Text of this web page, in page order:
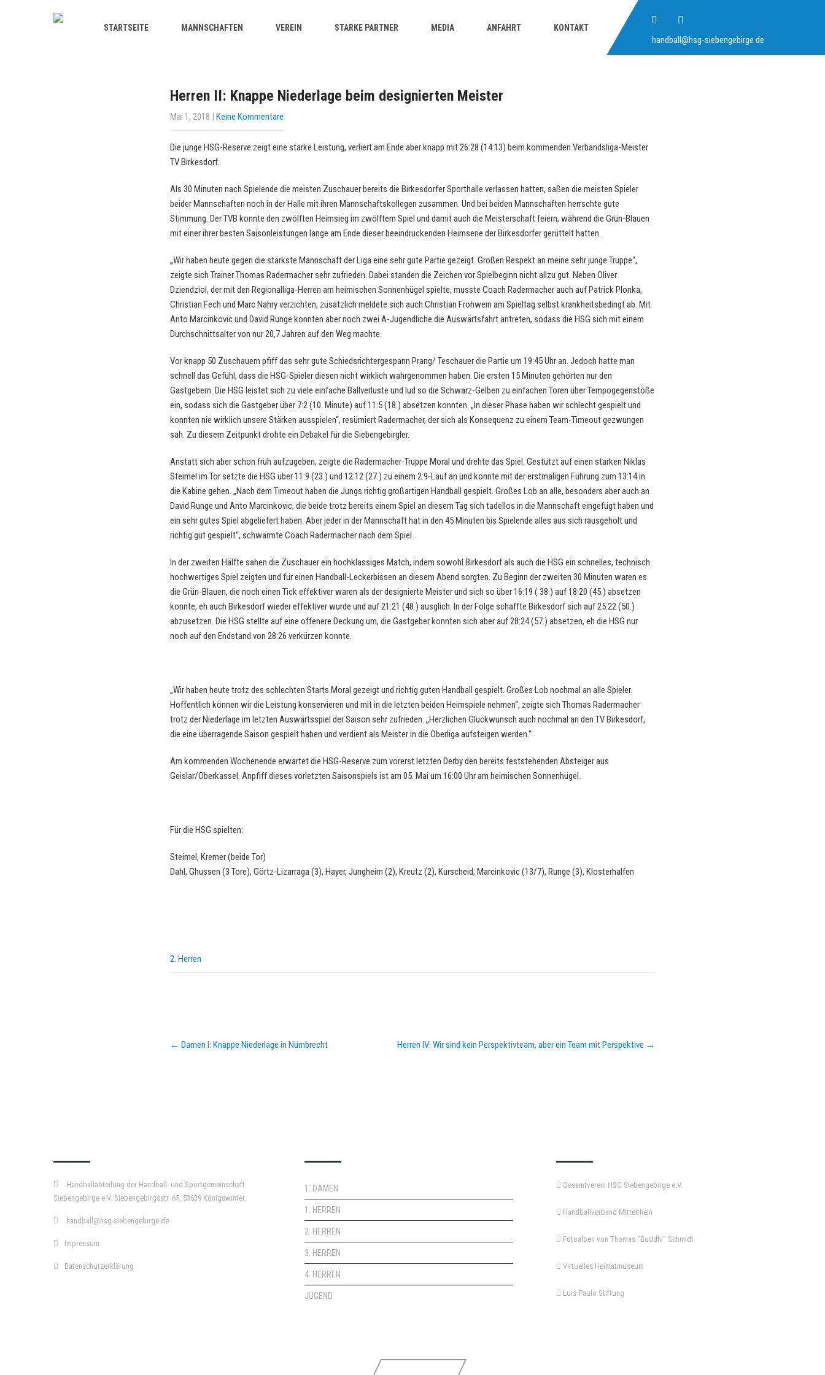
handball@hsg-siebengebirge.de
STARTSEITE MANNSCHAFTEN VEREIN STARKE PARTNER MEDIA ANFAHRT KONTAKT
Herren II: Knappe Niederlage beim designierten Meister
Mai 1, 2018 | Keine Kommentare
Die junge HSG-Reserve zeigt eine starke Leistung, verliert am Ende aber knapp mit 26:28 (14:13) beim kommenden Verbandsliga-Meister
TV Birkesdorf.
Als 30 Minuten nach Spielende die meisten Zuschauer bereits die Birkesdorfer Sporthalle verlassen hatten, saßen die meisten Spieler
beider Mannschaften noch in der Halle mit ihren Mannschaftskollegen zusammen. Und bei beiden Mannschaften herrschte gute
Stimmung. Der TVB konnte den zwölften Heimsieg im zwölftem Spiel und damit auch die Meisterschaft feiern, während die Grün-Blauen
mit einer ihrer besten Saisonleistungen lange am Ende dieser beeindruckenden Heimserie der Birkesdorfer gerüttelt hatten.
„Wir haben heute gegen die stärkste Mannschaft der Liga eine sehr gute Partie gezeigt. Großen Respekt an meine sehr junge Truppe“,
zeigte sich Trainer Thomas Radermacher sehr zufrieden. Dabei standen die Zeichen vor Spielbeginn nicht allzu gut. Neben Oliver
Dziendziol, der mit den Regionalliga-Herren am heimischen Sonnenhügel spielte, musste Coach Radermacher auch auf Patrick Plonka,
Christian Fech und Marc Nahry verzichten, zusätzlich meldete sich auch Christian Frohwein am Spieltag selbst krankheitsbedingt ab. Mit
Anto Marcinkovic und David Runge konnten aber noch zwei A-Jugendliche die Auswärtsfahrt antreten, sodass die HSG sich mit einem
Durchschnittsalter von nur 20,7 Jahren auf den Weg machte.
Vor knapp 50 Zuschauern pfiff das sehr gute Schiedsrichtergespann Prang/ Teschauer die Partie um 19:45 Uhr an. Jedoch hatte man
schnell das Gefühl, dass die HSG-Spieler diesen nicht wirklich wahrgenommen haben. Die ersten 15 Minuten gehörten nur den
Gastgebern. Die HSG leistet sich zu viele einfache Ballverluste und lud so die Schwarz-Gelben zu einfachen Toren über Tempogegenstöße
ein, sodass sich die Gastgeber über 7:2 (10. Minute) auf 11:5 (18.) absetzen konnten. „In dieser Phase haben wir schlecht gespielt und
konnten nie wirklich unsere Stärken ausspielen“, resümiert Radermacher, der sich als Konsequenz zu einem Team-Timeout gezwungen
sah. Zu diesem Zeitpunkt drohte ein Debakel für die Siebengebirgler.
Anstatt sich aber schon früh aufzugeben, zeigte die Radermacher-Truppe Moral und drehte das Spiel. Gestützt auf einen starken Niklas
Steimel im Tor setzte die HSG über 11:9 (23.) und 12:12 (27.) zu einem 2:9-Lauf an und konnte mit der erstmaligen Führung zum 13:14 in
die Kabine gehen. „Nach dem Timeout haben die Jungs richtig großartigen Handball gespielt. Großes Lob an alle, besonders aber auch an
David Runge und Anto Marcinkovic, die beide trotz bereits einem Spiel an diesem Tag sich tadellos in die Mannschaft eingefügt haben und
ein sehr gutes Spiel abgeliefert haben. Aber jeder in der Mannschaft hat in den 45 Minuten bis Spielende alles aus sich rausgeholt und
richtig gut gespielt“, schwärmte Coach Radermacher nach dem Spiel.
In der zweiten Hälfte sahen die Zuschauer ein hochklassiges Match, indem sowohl Birkesdorf als auch die HSG ein schnelles, technisch
hochwertiges Spiel zeigten und für einen Handball-Leckerbissen an diesem Abend sorgten. Zu Beginn der zweiten 30 Minuten waren es
die Grün-Blauen, die noch einen Tick effektiver waren als der designierte Meister und sich so über 16:19 ( 38.) auf 18:20 (45.) absetzen
konnte, eh auch Birkesdorf wieder effektiver wurde und auf 21:21 (48.) ausglich. In der Folge schaffte Birkesdorf sich auf 25:22 (50.)
abzusetzen. Die HSG stellte auf eine offenere Deckung um, die Gastgeber konnten sich aber auf 28:24 (57.) absetzen, eh die HSG nur
noch auf den Endstand von 28:26 verkürzen konnte.
„Wir haben heute trotz des schlechten Starts Moral gezeigt und richtig guten Handball gespielt. Großes Lob nochmal an alle Spieler.
Hoffentlich können wir die Leistung konservieren und mit in die letzten beiden Heimspiele nehmen“, zeigte sich Thomas Radermacher
trotz der Niederlage im letzten Auswärtsspiel der Saison sehr zufrieden. „Herzlichen Glückwunsch auch nochmal an den TV Birkesdorf,
die eine überragende Saison gespielt haben und verdient als Meister in die Oberliga aufsteigen werden.“
Am kommenden Wochenende erwartet die HSG-Reserve zum vorerst letzten Derby den bereits feststehenden Absteiger aus
Geislar/Oberkassel. Anpfiff dieses vorletzten Saisonspiels ist am 05. Mai um 16:00 Uhr am heimischen Sonnenhügel.
Für die HSG spielten:
Steimel, Kremer (beide Tor)
Dahl, Ghussen (3 Tore), Görtz-Lizarraga (3), Hayer, Jungheim (2), Kreutz (2), Kurscheid, Marcinkovic (13/7), Runge (3), Klosterhalfen
2. Herren
Post
navigation
← Damen I: Knappe Niederlage in Nümbrecht Herren IV: Wir sind kein Perspektivteam, aber ein Team mit Perspektive →
Handballabteilung der Handball- und Sportgemeinschaft
Siebengebirge e.V. Siebengebirgsstr. 65, 53639 Königswinter.
handball@hsg-siebengebirge.de
Impressum
Datenschutzerklärung
1. DAMEN
1. HERREN
2. HERREN
3. HERREN
4. HERREN
JUGEND
Gesamtverein HSG Siebengebirge e.V.
Handballverband Mittelrhein
Fotoalben von Thomas "Buddhi" Schmidt
Virtuelles Heimatmuseum
Luis Paulo Stiftung